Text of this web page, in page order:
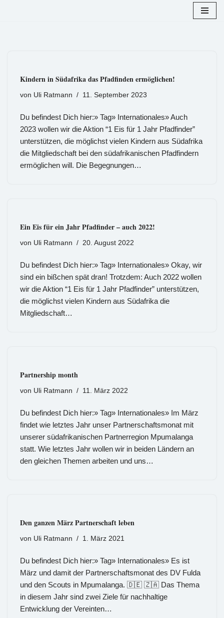
Kindern in Südafrika das Pfadfinden ermöglichen!
von Uli Ratmann 11. September 2023
Du befindest Dich hier:» Tag» Internationales» Auch
2023 wollen wir die Aktion “1 Eis für 1 Jahr Pfadfinder”
unterstützen, die möglichst vielen Kindern aus Südafrika
die Mitgliedschaft bei den südafrikanischen Pfadfindern
ermöglichen will. Die Begegnungen…
Ein Eis für ein Jahr Pfadfinder – auch 2022!
von Uli Ratmann 20. August 2022
Du befindest Dich hier:» Tag» Internationales» Okay, wir
sind ein bißchen spät dran! Trotzdem: Auch 2022 wollen
wir die Aktion “1 Eis für 1 Jahr Pfadfinder” unterstützen,
die möglichst vielen Kindern aus Südafrika die
Mitgliedschaft…
Partnership month
von Uli Ratmann 11. März 2022
Du befindest Dich hier:» Tag» Internationales» Im März
findet wie letztes Jahr unser Partnerschaftsmonat mit
unserer südafrikanischen Partnerregion Mpumalanga
statt. Wie letztes Jahr wollen wir in beiden Ländern an
den gleichen Themen arbeiten und uns…
Den ganzen März Partnerschaft leben
von Uli Ratmann 1. März 2021
Du befindest Dich hier:» Tag» Internationales» Es ist
März und damit der Partnerschaftsmonat des DV Fulda
und den Scouts in Mpumalanga. 🇩🇪 🇿🇦 Das Thema
in diesem Jahr sind zwei Ziele für nachhaltige
Entwicklung der Vereinten…